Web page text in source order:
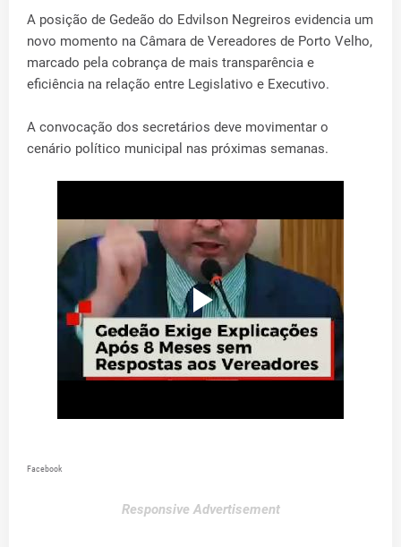
A posição de Gedeão do Edvilson Negreiros evidencia um
novo momento na Câmara de Vereadores de Porto Velho,
marcado pela cobrança de mais transparência e
eficiência na relação entre Legislativo e Executivo.
A convocação dos secretários deve movimentar o
cenário político municipal nas próximas semanas.
Facebook
Responsive Advertisement